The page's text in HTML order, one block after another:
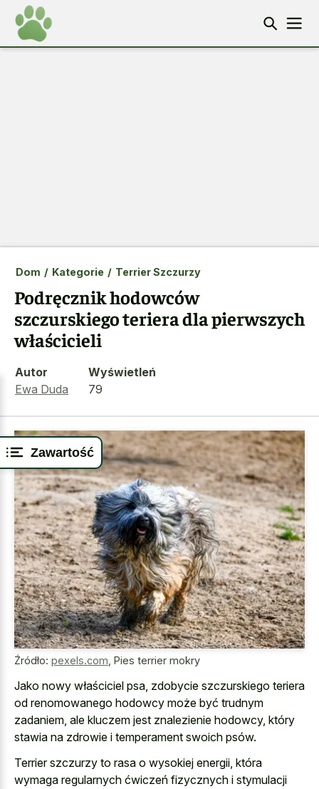
Zawartość
Dom / Kategorie / Terrier Szczurzy
Podręcznik hodowców
szczurskiego teriera dla pierwszych
właścicieli
Autor
Ewa Duda
Wyświetleń
79
Źródło: pexels.com Pies terrier mokry
Jako nowy właściciel psa, zdobycie szczurskiego teriera
od renomowanego hodowcy może być trudnym
zadaniem, ale kluczem jest znalezienie hodowcy, który
stawia na zdrowie i temperament swoich psów.
Terrier szczurzy to rasa o wysokiej energii, która
wymaga regularnych ćwiczeń fizycznych i stymulacji